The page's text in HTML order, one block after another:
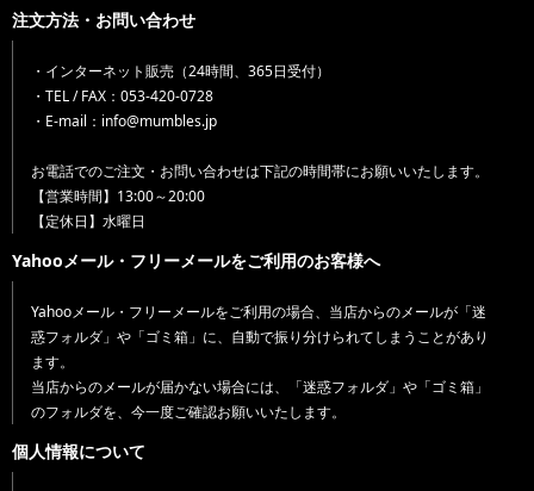
注文方法・お問い合わせ
・インターネット販売（24時間、365日受付）
・TEL / FAX：053-420-0728
・E-mail：info@mumbles.jp
お電話でのご注文・お問い合わせは下記の時間帯にお願いいたします。
【営業時間】13:00～20:00
【定休日】水曜日
Yahooメール・フリーメールをご利用のお客様へ
Yahooメール・フリーメールをご利用の場合、当店からのメールが「迷
惑フォルダ」や「ゴミ箱」に、自動で振り分けられてしまうことがあり
ます。
当店からのメールが届かない場合には、「迷惑フォルダ」や「ゴミ箱」
のフォルダを、今一度ご確認お願いいたします。
個人情報について